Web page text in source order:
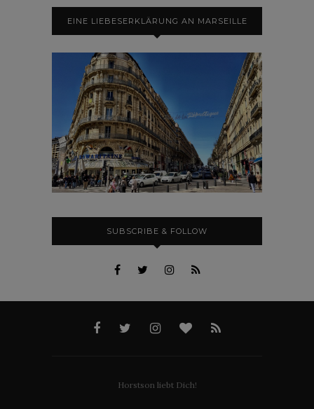
EINE LIEBESERKLÄRUNG AN MARSEILLE
SUBSCRIBE & FOLLOW
Horstson liebt Dich!